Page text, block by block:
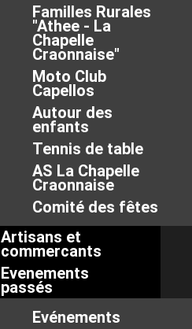
Familles Rurales
"Athee - La
Chapelle
Craonnaise"
Moto Club
Capellos
Autour des
enfants
Tennis de table
AS La Chapelle
Craonnaise
Comité des fêtes
Artisans et
commercants
Evenements
passés
Evénements